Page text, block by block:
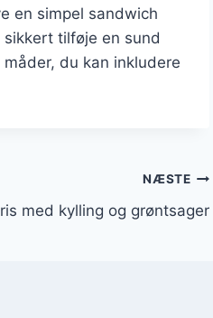
en simpel sandwich
tilføje en sund
du kan inkludere
NÆSTE
med kylling og grøntsager